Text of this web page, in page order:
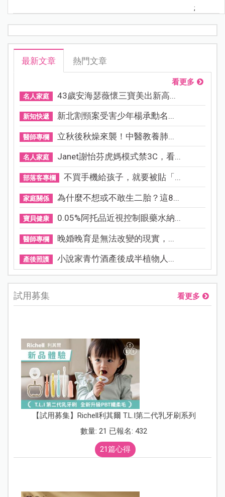
;
最新文章 熱門文章
看更多
名人家庭 43歲安海瑟薇懷三寶美出新高...
新知快遞 新北割頸案受害少年楊承勳名...
醫師專欄 立秋後秋燥來襲！中醫教養肺...
名人家庭 Janet謝怡芬虎媽模式禁3C，看...
部落客專欄 不買手機給孩子，就要被貼「...
家庭關係 為什麼不想或不敢生二胎？這8...
寶貝健康 0.05%阿托品近視控制眼藥水納...
醫師專欄 晚婚晚育是無法改變的現實，...
產後照護 小說家青竹酒產後成半植物人...
試用募集 看更多
【試用募集】Richell利其爾 T.L.I第二代乳牙刷系列
數量: 21 已報名: 432
21篇心得